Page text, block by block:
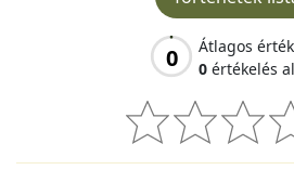
0 Átlagos
0 értékelés